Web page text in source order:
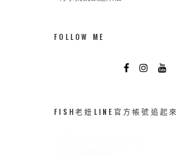
FOLLOW ME
FISH老妞LINE官方帳號追起來